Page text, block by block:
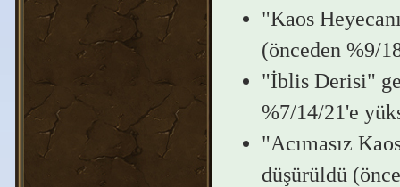
"Kaos
(önceden %9/
"İblis Derisi"
%7/14/21'e
"Acımasız
düşürüldü